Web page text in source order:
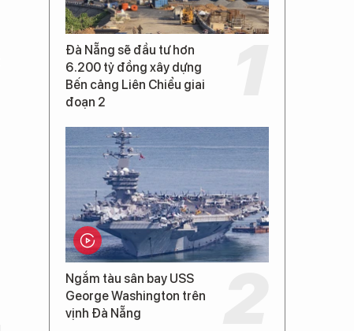
Đà Nẵng sẽ đầu tư hơn
6.200 tỷ đồng xây dựng
Bến cảng Liên Chiểu giai
đoạn 2
Ngắm tàu sân bay USS
George Washington trên
vịnh Đà Nẵng